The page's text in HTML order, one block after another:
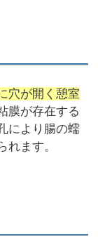
穴が開く憩室
膜が存在する
により腸の蠕
れます。